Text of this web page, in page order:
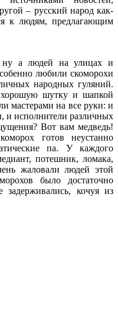
– русский народ как-
к людям, предлагающим
ну а людей на улицах и
любили скоморохи
народных гуляний.
шутку и шапкой
мастерами на все руки: и
и исполнители различных
Вот вам медведь!
готов неустанно
па. У каждого
потешник, ломака,
жаловали людей этой
было достаточно
кочуя из